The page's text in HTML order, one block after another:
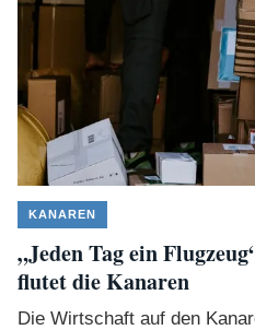
KANAREN
„Jeden Tag ein
flutet die Kanaren
Die Wirtschaft auf den